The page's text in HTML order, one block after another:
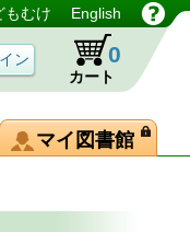
もむけ English
カート
0
マイ図書館